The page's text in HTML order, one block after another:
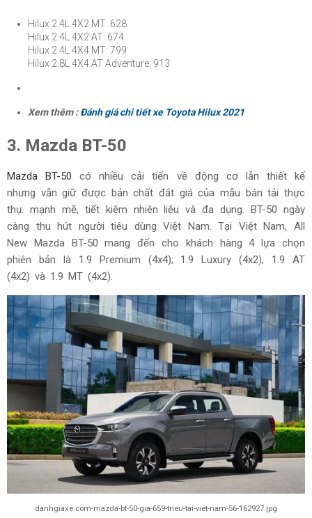
Hilux 2.4L 4X2 MT: 628
Hilux 2.4L 4X2 AT: 674
Hilux 2.4L 4X4 MT: 799
Hilux 2.8L 4X4 AT Adventure: 913
Xem thêm :Đánh giá chi tiết xe Toyota Hilux 2021
3. Mazda BT-50
Mazda BT-50 có nhiều cải tiến về động cơ lẫn thiết kế
nhưng vẫn giữ được bản chất đắt giá của mẫu bán tải thực
thụ: mạnh mẽ, tiết kiệm nhiên liệu và đa dụng. BT-50 ngày
càng thu hút người tiêu dùng Việt Nam. Tại Việt Nam, All
New Mazda BT-50 mang đến cho khách hàng 4 lựa chọn
phiên bản là 1.9 Premium (4x4); 1.9 Luxury (4x2); 1.9 AT
(4x2) và 1.9 MT (4x2).
danhgiaxe.com-mazda-bt-50-gia-659-trieu-tai-viet-nam-56-162927.jpg